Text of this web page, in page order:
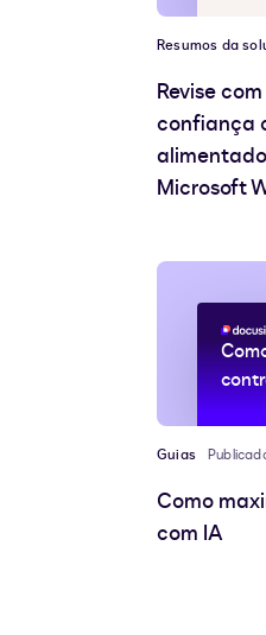
Resumos da
Revise
confiança
Microsoft
Guias
Como
com IA